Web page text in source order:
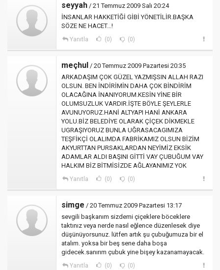
seyyah / 21 Temmuz 2009 Salı 20:24
İNSANLAR HAKKETİĞİ GİBİ YÖNETİLİR.BAŞKA
SÖZE NE HACET...!
Yanıtla (0) (0)
meçhul / 20 Temmuz 2009 Pazartesi 20:35
ARKADAŞIM ÇOK GÜZEL YAZMIŞSIN ALLAH RAZI
OLSUN. BEN İNDİRİMİN DAHA ÇOK BİNDİRİM
OLACAĞINA İNANIYORUM.KESİN YİNE BİR
OLUMSUZLUK VARDIR.İŞTE BÖYLE ŞEYLERLE
AVUNUYORUZ.HANİ ALTYAPI HANİ ANKARA
YOLU.BİZ BELEDİYE OLARAK ÇİÇEK DİKMEKLE
UGRAŞIYORUZ BUNLA UĞRASACAGIMIZA
TEŞFİKÇİ OLALIMDA FABRİKAMIZ OLSUN BİZİM
AKYURTTAN PURSAKLARDAN NEYİMİZ EKSİK
ADAMLAR ALDI BAŞINI GİTTİ VAY ÇUBUĞUM VAY
HALKIM BİZ BİTMİSİZDE AĞLAYANIMIZ YOK
Yanıtla (0) (0)
simge / 20 Temmuz 2009 Pazartesi 13:17
sevgili başkanım sizdemi çiçeklere böceklere
taktınız veya nerde nasıl eğlence düzenlesek diye
düşünüyorsunuz. lütfen artık şu çubuğumuza bir el
atalım. yoksa bir beş sene daha boşa
gidecek.sanırım çubuk yine bişey kazanamayacak.
Yanıtla (0) (0)